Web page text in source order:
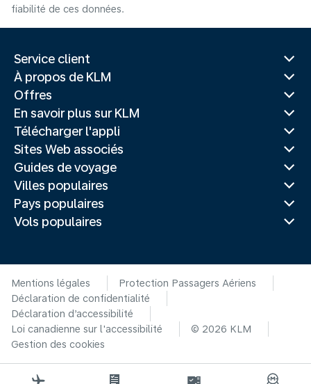
fiabilité de ces données.
Service client
À propos de KLM
Offres
En savoir plus sur KLM
Télécharger l'appli
Sites Web associés
Guides de voyage
Villes populaires
Pays populaires
Vols populaires
Mentions légales
Protection Passagers Aériens
Déclaration de confidentialité
Déclaration d’accessibilité
Loi canadienne sur l'accessibilité
© 2026 KLM
Gestion des cookies